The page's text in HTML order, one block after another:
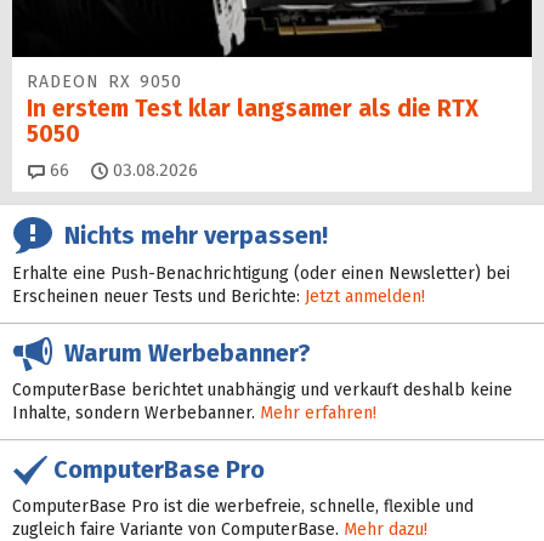
RADEON RX 9050
In erstem Test klar langsamer als die RTX
5050
66 Kommentare
03.08.2026
Nichts mehr verpassen!
Erhalte eine Push-Benachrichtigung (oder einen Newsletter) bei
Erscheinen neuer Tests und Berichte: Jetzt anmelden!
Warum Werbebanner?
ComputerBase berichtet unabhängig und verkauft deshalb keine
Inhalte, sondern Werbebanner. Mehr erfahren!
ComputerBase Pro
ComputerBase Pro ist die werbefreie, schnelle, flexible und
zugleich faire Variante von ComputerBase. Mehr dazu!